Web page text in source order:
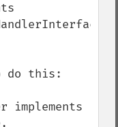
do this:
implements